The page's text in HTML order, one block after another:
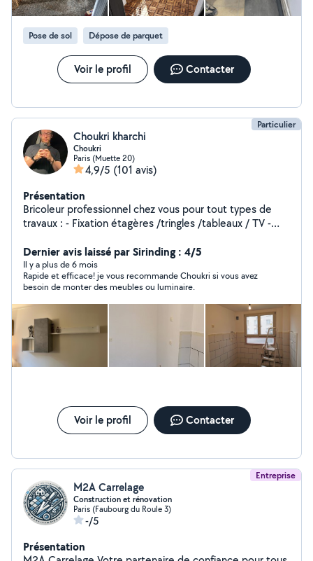
Pose de sol Dépose de parquet
Voir le profil Contacter
Particulier
Choukri kharchi
Choukri
Paris (Muette 20)
4,9/5 (101 avis)
Présentation
Bricoleur professionnel chez vous pour tout types de
travaux : - Fixation étagères /tringles /tableaux / TV -
montage meubles en général. - peinture /enduit
Dernier avis laissé par Sirinding : 4/5
Il y a plus de 6 mois
Rapide et efficace! je vous recommande Choukri si vous avez
besoin de monter des meubles ou luminaire.
Voir le profil Contacter
Entreprise
M2A Carrelage
Construction et rénovation
Paris (Faubourg du Roule 3)
-/5
Présentation